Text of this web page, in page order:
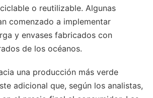
o reutilizable. Algunas
comenzado a implementar
y envases fabricados con
de los océanos.
una producción más verde
adicional que, según los analistas,